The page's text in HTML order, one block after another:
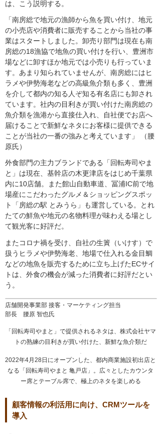
店舗開発事業部 接客・マーケティング担当
部長 腰原 智也氏
は、こう説明する。
「南房総で地元の漁師から魚を買い付け、地元
の小売店や消費者に販売することから当社の事
業はスタートしました。卸売り部門は現在も南
房総の18漁協で地魚の買い付けを行い、豊洲市
場などに卸すほか地元では小売りも行っていま
す。あまり知られていませんが、南房総にはヒ
ラメや伊勢海老などの高級魚介類も多く、豊洲
を介して都内の知る人ぞ知る有名店にも卸され
ています。社内の目利きが買い付けた南房総の
魚介類を漁港から直接仕入れ、自社便でお店へ
届けることで新鮮なネタにお客様に提供できる
ことが当社の一番の強みと考えています」 （腰
原氏）
外食部門の主力ブランドである「回転寿司やま
と」は現在、基幹店の木更津店をはじめ千葉県
内に10店舗。また館山自動車道、冨浦IC前で地
場産にこだわったグルメ＆ショッピングスポッ
ト「房総の駅 とみうら」も運営している。とれ
たての鮮魚や地元の名物料理が味わえる場とし
て観光客に好評だ。
またコロナ禍を受け、自社の生簀（いけす）で
扱うヒラメや伊勢海老、地場で仕入れる金目鯛
などの地魚を販売するために立ち上げたECサイ
トは、外食の機会が減った消費者に好評だとい
う。
「回転寿司やまと」で提供されるネタは、株式会社ヤマ
トの熟練の目利きが買い付けた、新鮮な魚介類だ
2022年4月28日にオープンした、都内商業施設初出店と
なる「回転寿司やまと 亀戸店」。広々としたカウンタ
ー席とテーブル席で、極上のネタを楽しめる
顧客情報の利活用に向け、CRMツールを
導入